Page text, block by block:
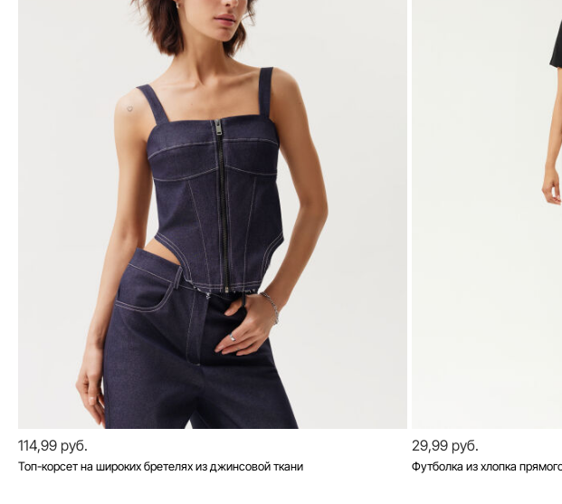
114,99 руб.
Топ-корсет на широких бретелях из джинсовой ткани
29,99 руб.
Футболка из хлопка